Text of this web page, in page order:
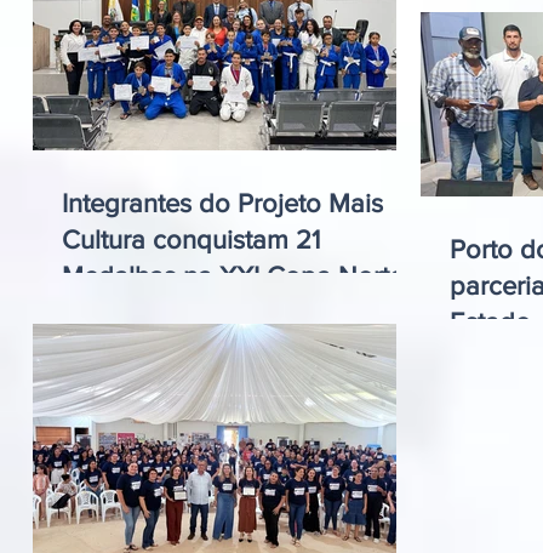
Integrantes do Projeto Mais
Cultura conquistam 21
Medalhas na XXI Copa Norte
Porto